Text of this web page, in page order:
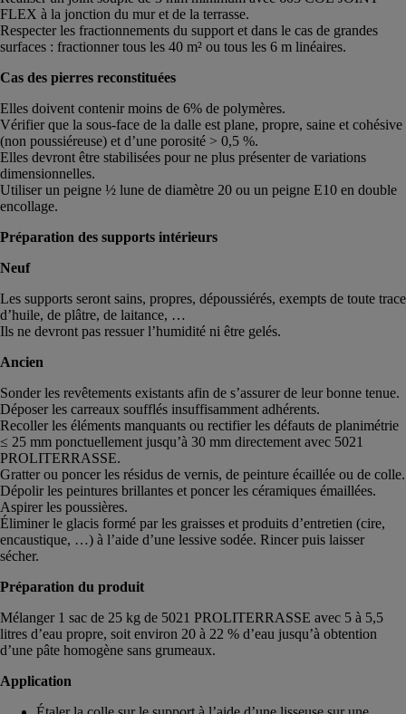
FLEX à la jonction du mur et de la terrasse.
Respecter les fractionnements du support et dans le cas de grandes
surfaces : fractionner tous les 40 m² ou tous les 6 m linéaires.
Cas des pierres reconstituées
Elles doivent contenir moins de 6% de polymères.
Vérifier que la sous-face de la dalle est plane, propre, saine et cohésive
(non poussiéreuse) et d’une porosité > 0,5 %.
Elles devront être stabilisées pour ne plus présenter de variations
dimensionnelles.
Utiliser un peigne ½ lune de diamètre 20 ou un peigne E10 en double
encollage.
Préparation des supports intérieurs
Neuf
Les supports seront sains, propres, dépoussiérés, exempts de toute trace
d’huile, de plâtre, de laitance, …
Ils ne devront pas ressuer l’humidité ni être gelés.
Ancien
Sonder les revêtements existants afin de s’assurer de leur bonne tenue.
Déposer les carreaux soufflés insuffisamment adhérents.
Recoller les éléments manquants ou rectifier les défauts de planimétrie
≤ 25 mm ponctuellement jusqu’à 30 mm directement avec 5021
PROLITERRASSE.
Gratter ou poncer les résidus de vernis, de peinture écaillée ou de colle.
Dépolir les peintures brillantes et poncer les céramiques émaillées.
Aspirer les poussières.
Éliminer le glacis formé par les graisses et produits d’entretien (cire,
encaustique, …) à l’aide d’une lessive sodée. Rincer puis laisser
sécher.
Préparation du produit
Mélanger 1 sac de 25 kg de 5021 PROLITERRASSE avec 5 à 5,5
litres d’eau propre, soit environ 20 à 22 % d’eau jusqu’à obtention
d’une pâte homogène sans grumeaux.
Application